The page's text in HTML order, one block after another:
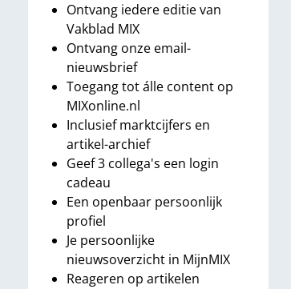
Ontvang iedere editie van
Vakblad MIX
Ontvang onze email-
nieuwsbrief
Toegang tot álle content op
MIXonline.nl
Inclusief marktcijfers en
artikel-archief
Geef 3 collega's een login
cadeau
Een openbaar persoonlijk
profiel
Je persoonlijke
nieuwsoverzicht in MijnMIX
Reageren op artikelen